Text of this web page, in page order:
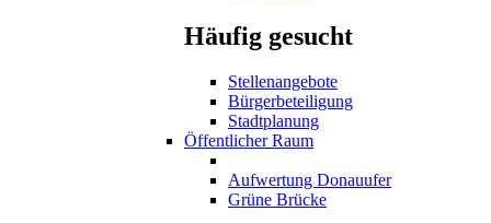
Häufig gesucht
Stellenangebote
Bürgerbeteiligung
Stadtplanung
Öffentlicher Raum
Aufwertung Donauufer
Grüne Brücke